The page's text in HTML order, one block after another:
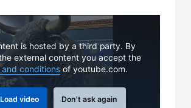
is hosted by a third party. By
external content you accept the
and conditions of youtube.com.
Load video Don't ask again